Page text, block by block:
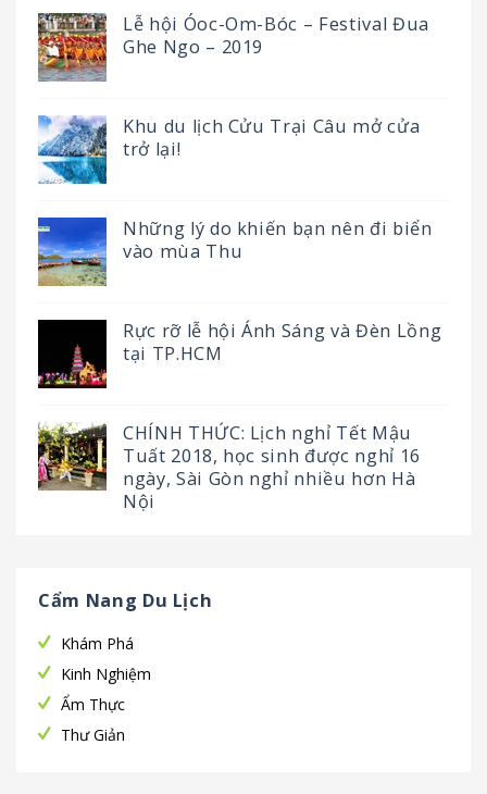
Lễ hội Óoc-Om-Bóc – Festival Đua
Ghe Ngo – 2019
Khu du lịch Cửu Trại Câu mở cửa
trở lại!
Những lý do khiến bạn nên đi biển
vào mùa Thu
Rực rỡ lễ hội Ánh Sáng và Đèn Lồng
tại TP.HCM
CHÍNH THỨC: Lịch nghỉ Tết Mậu
Tuất 2018, học sinh được nghỉ 16
ngày, Sài Gòn nghỉ nhiều hơn Hà
Nội
Cẩm Nang Du Lịch
Khám Phá
Kinh Nghiệm
Ẩm Thực
Thư Giản